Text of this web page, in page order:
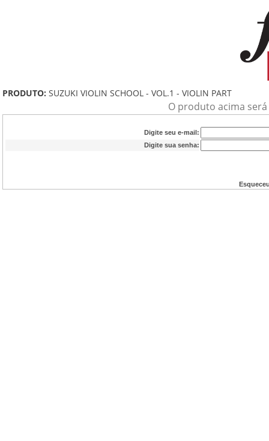
PRODUTO: SUZUKI VIOLIN SCHOOL - VOL.1 - VIOLIN PART
O produto acima
Digite seu e-mail:
Digite sua senha: